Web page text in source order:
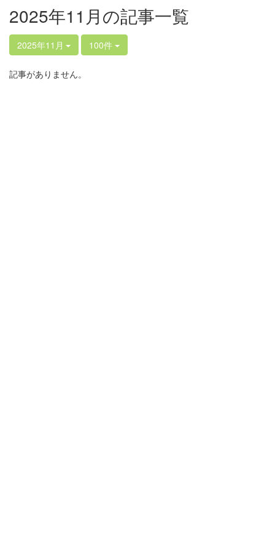
2025年11月の記事一覧
2025年11月 100件
記事がありません。